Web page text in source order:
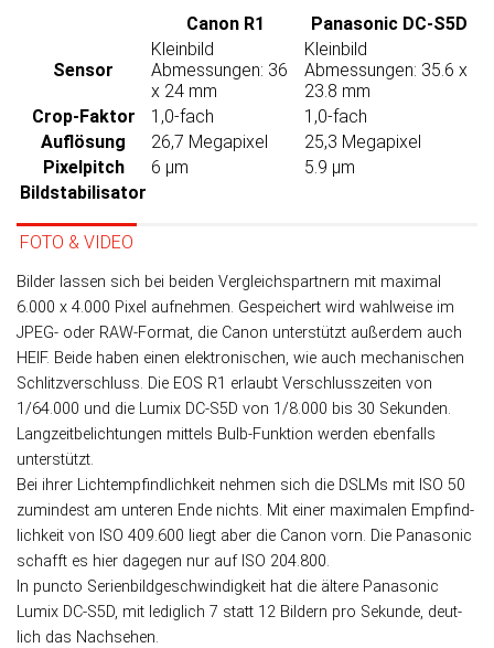
Canon R1 Panasonic DC-S5D
Sensor
Kleinbild
Abmessungen: 36
x 24 mm
Kleinbild
Abmessungen: 35.6 x
23.8 mm
Crop-Faktor
1,0-fach
1,0-fach
Auflösung
26,7 Megapixel
25,3 Megapixel
Pixelpitch
6 µm
5.9 µm
Bildstabilisator
FOTO & VIDEO
Bilder lassen sich bei beiden Ver­gleichs­part­nern mit maxi­mal
6.000 x 4.000 Pixel auf­neh­men. Ge­spei­chert wird wahl­weise im
JPEG- oder RAW-Format, die Canon unter­stützt außer­dem auch
HEIF. Beide haben einen elektronischen, wie auch mechanischen
Schlitzverschluss. Die EOS R1 er­laubt Ver­schluss­zei­ten von
1/64.000 und die Lumix DC-S5D von 1/8.000 bis 30 Sekun­den.
Lang­zeit­be­lich­tun­gen mit­tels Bulb-Funk­tion werden eben­falls
unterstützt.
Bei ihrer Licht­emp­find­lich­keit nehmen sich die DSLMs mit ISO 50
zu­min­dest am unteren Ende nichts. Mit einer maxi­ma­len Empfind­
lich­keit von ISO 409.600 liegt aber die Canon vorn. Die Panasonic
schafft es hier da­ge­gen nur auf ISO 204.800.
In puncto Serien­bild­ge­schwin­dig­keit hat die ältere Panasonic
Lumix DC-S5D, mit ledig­lich 7 statt 12 Bildern pro Sekunde, deut­
lich das Nachsehen.